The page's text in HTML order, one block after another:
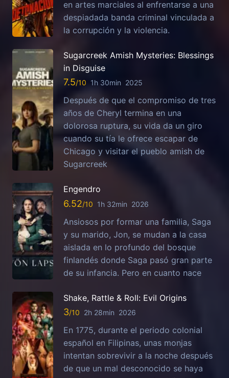
en artes marciales al enfrentarse a una
despiadada banda criminal vinculada a
la corrupción y la violencia.
Sugarcreek Amish Mysteries: Blessings
in Disguise
7.5 1h 30min 2025
Después de que el compromiso de tres
años de Cheryl termina en una
dolorosa ruptura, su vida da un giro
cuando su tía le ofrece escapar de
Chicago y visitar el pueblo amish de
Sugarcreek
Engendro
6.52 1h 32min 2026
Ansiosos por formar una familia, Saga
y su marido, Jon, se mudan a la casa
aislada en lo profundo del bosque
finlandés donde Saga pasó gran parte
de su infancia. Pero en cuanto nace
Shake, Rattle & Roll: Evil Origins
3 2h 28min 2026
En 1775, durante el periodo colonial
español en Filipinas, unas monjas
intentan sobrevivir a la noche después
de que un mal desconocido se haya